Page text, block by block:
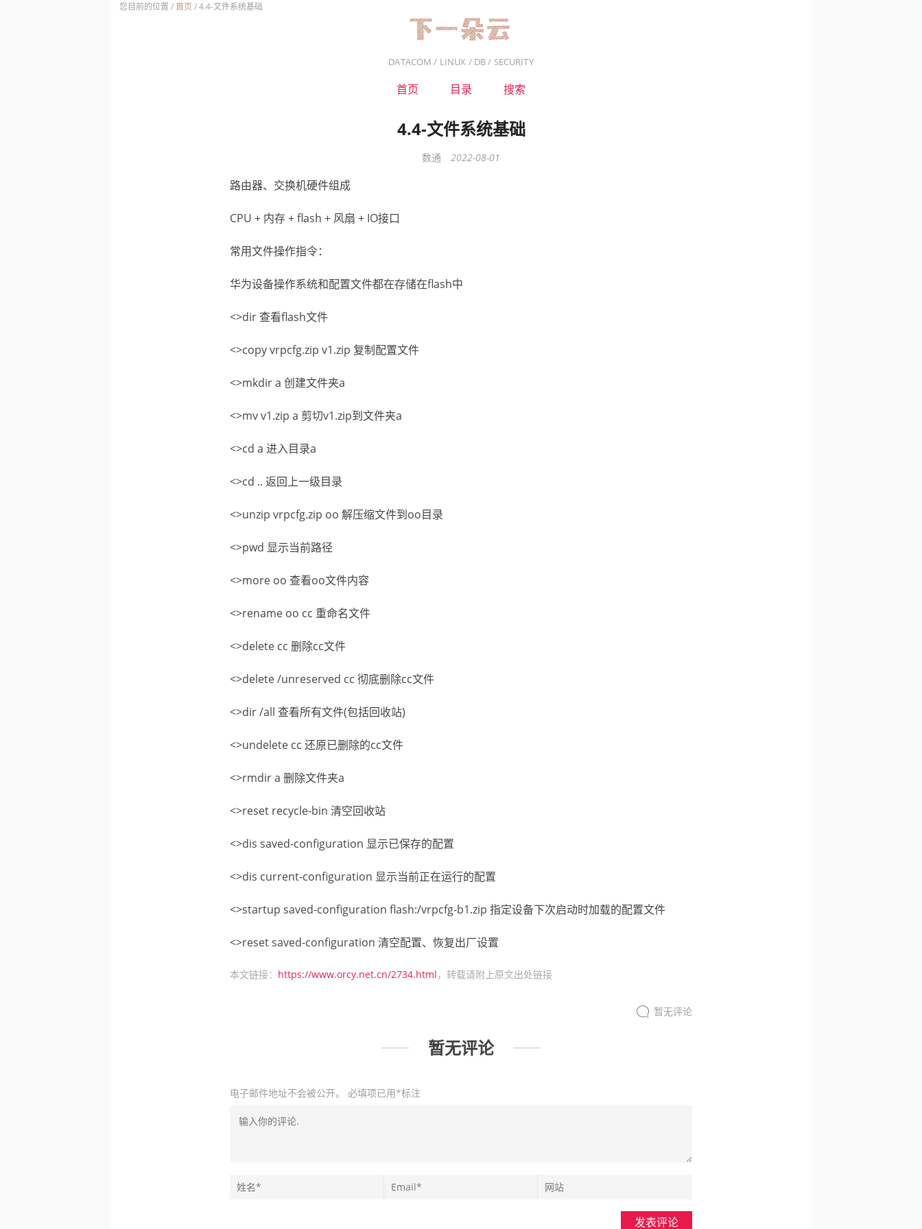
您目前的位置 /首页 /4.4-文件系统基础
DATACOM / LINUX / DB / SECURITY
首页 目录 搜索
4.4-文件系统基础
数通 2022-08-01
路由器、交换机硬件组成
CPU + 内存 + flash + 风扇 + IO接口
常用文件操作指令：
华为设备操作系统和配置文件都在存储在flash中
<>dir 查看flash文件
<>copy vrpcfg.zip v1.zip 复制配置文件
<>mkdir a 创建文件夹a
<>mv v1.zip a 剪切v1.zip到文件夹a
<>cd a 进入目录a
<>cd .. 返回上一级目录
<>unzip vrpcfg.zip oo 解压缩文件到oo目录
<>pwd 显示当前路径
<>more oo 查看oo文件内容
<>rename oo cc 重命名文件
<>delete cc 删除cc文件
<>delete /unreserved cc 彻底删除cc文件
<>dir /all 查看所有文件(包括回收站)
<>undelete cc 还原已删除的cc文件
<>rmdir a 删除文件夹a
<>reset recycle-bin 清空回收站
<>dis saved-configuration 显示已保存的配置
<>dis current-configuration 显示当前正在运行的配置
<>startup saved-configuration flash:/vrpcfg-b1.zip 指定设备下次启动时加载的配置文件
<>reset saved-configuration 清空配置、恢复出厂设置
本文链接： https://www.orcy.net.cn/2734.html，转载请附上原文出处链接
暂无评论
暂无评论
电子邮件地址不会被公开。 必填项已用*标注
发表评论